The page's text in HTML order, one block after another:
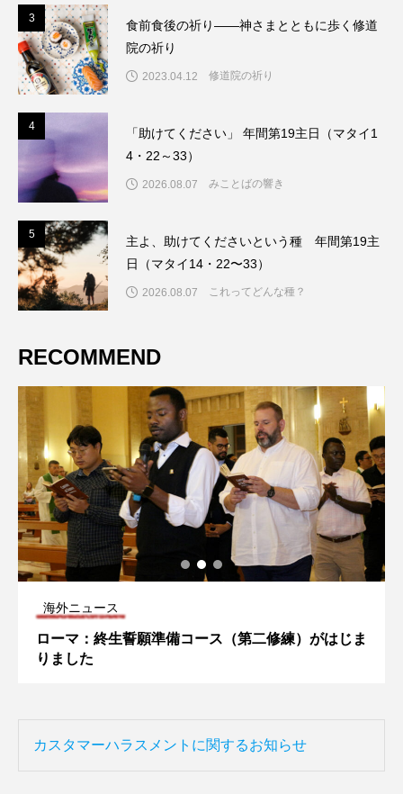
3
食前食後の祈り――神さまとともに歩く修道
院の祈り
2023.04.12 修道院の祈り
4
「助けてください」 年間第19主日（マタイ1
4・22～33）
2026.08.07 みことばの響き
5
主よ、助けてくださいという種 年間第19主
日（マタイ14・22〜33）
2026.08.07 これってどんな種？
RECOMMEND
海外ニュース
ローマ：終生誓願準備コース（第二修練）がはじま
りました
カスタマーハラスメントに関するお知らせ